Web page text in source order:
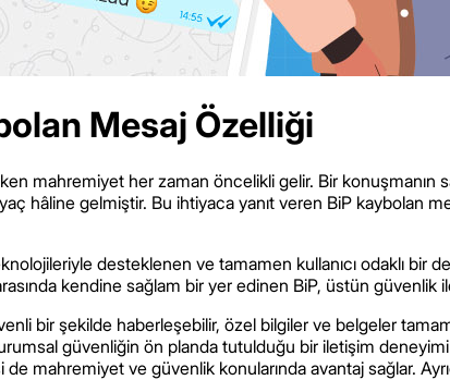
Mesaj Özelliği
mahremiyet her zaman öncelikli gelir. Bir konuşmanın
hâline gelmiştir. Bu ihtiyaca yanıt veren BiP kaybolan
desteklenen ve tamamen kullanıcı odaklı bir
kendine sağlam bir yer edinen BiP, üstün güvenlik
bir şekilde haberleşebilir, özel bilgiler ve belgeler
güvenliğin ön planda tutulduğu bir iletişim
mahremiyet ve güvenlik konularında avantaj sağlar.